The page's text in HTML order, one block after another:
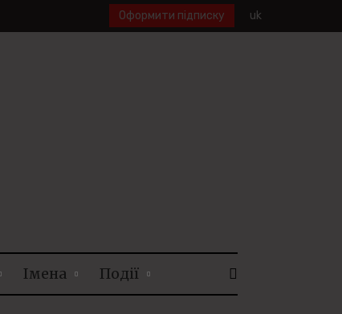
Оформити підписку uk
Імена Події